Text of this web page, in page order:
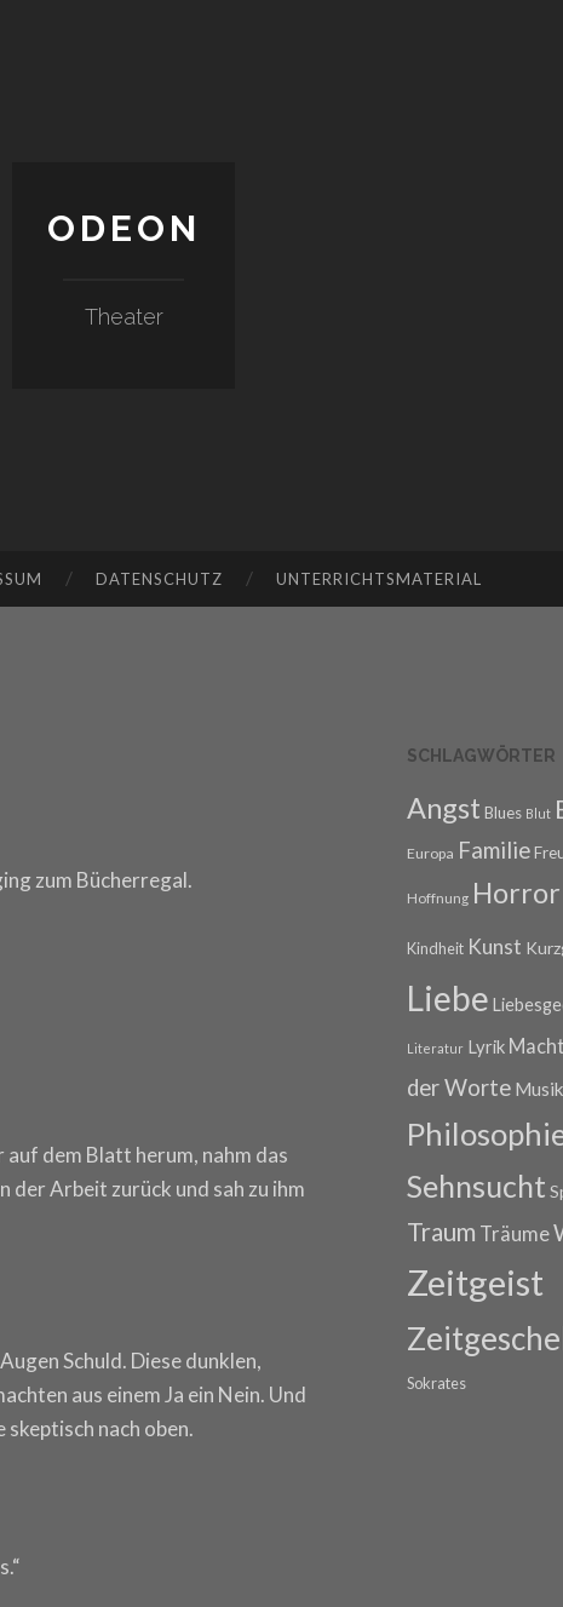
ODEON
Theater
DATENSCHUTZ UNTERRICHTSMATERIAL
zum Bücherregal.
dem Blatt herum, nahm das
der Arbeit zurück und sah zu ihm
Schuld. Diese dunklen,
aus einem Ja ein Nein. Und
skeptisch nach oben.
SCHLAGWÖRTER
Angst Blues Blut
Europa Familie
Hoffnung Horror
Kindheit Kunst
Liebe
Literatur Lyrik
der Worte Musik
Sehnsucht
Traum Träume
Zeitgeist
Sokrates